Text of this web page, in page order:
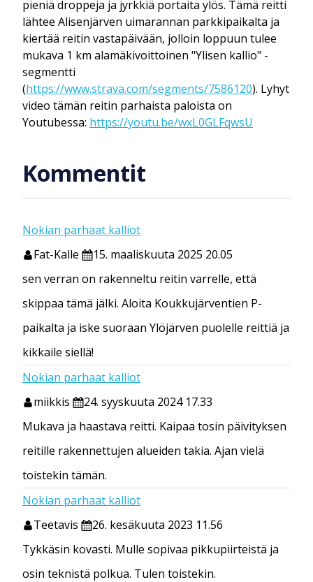
pieniä droppeja ja jyrkkiä portaita ylös. Tämä reitti
lähtee Alisenjärven uimarannan parkkipaikalta ja
kiertää reitin vastapäivään, jolloin loppuun tulee
mukava 1 km alamäkivoittoinen "Ylisen kallio" -
segmentti
(https://www.strava.com/segments/7586120). Lyhyt
video tämän reitin parhaista paloista on
Youtubessa: https://youtu.be/wxL0GLFqwsU
Kommentit
Nokian parhaat kalliot
Fat-Kalle
15. maaliskuuta 2025 20.05
sen verran on rakenneltu reitin varrelle, että
skippaa tämä jälki. Aloita Koukkujärventien P-
paikalta ja iske suoraan Ylöjärven puolelle reittiä ja
kikkaile siellä!
Nokian parhaat kalliot
miikkis
24. syyskuuta 2024 17.33
Mukava ja haastava reitti. Kaipaa tosin päivityksen
reitille rakennettujen alueiden takia. Ajan vielä
toistekin tämän.
Nokian parhaat kalliot
Teetavis
26. kesäkuuta 2023 11.56
Tykkäsin kovasti. Mulle sopivaa pikkupiirteistä ja
osin teknistä polkua. Tulen toistekin.